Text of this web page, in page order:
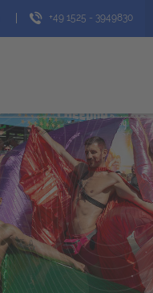
+49 1525 - 3949830